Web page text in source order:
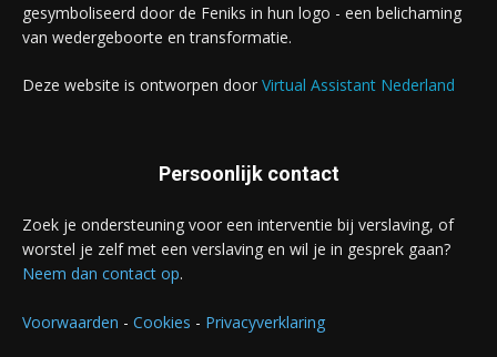
gesymboliseerd door de Feniks in hun logo - een belichaming
van wedergeboorte en transformatie.
Deze website is ontworpen door Virtual Assistant Nederland
Persoonlijk contact
Zoek je ondersteuning voor een interventie bij verslaving, of
worstel je zelf met een verslaving en wil je in gesprek gaan?
Neem dan contact op.
Voorwaarden - Cookies - Privacyverklaring